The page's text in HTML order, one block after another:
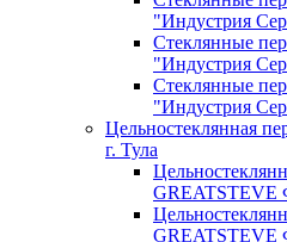
"Индустрия
Стеклянные
"Индустрия
Стеклянные
"Индустрия
Цельностеклянная
г. Тула
GREATSTEVE
GREATSTEVE